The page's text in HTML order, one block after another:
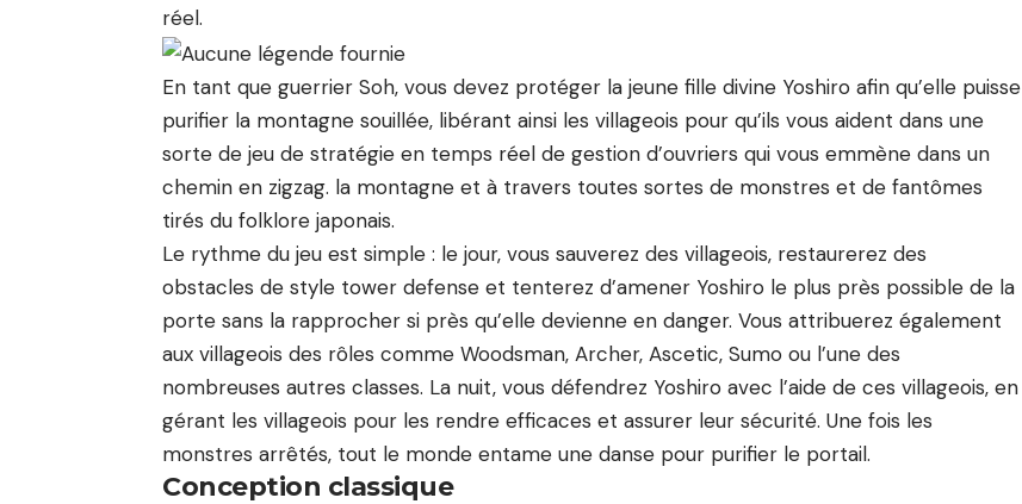
réel.
En tant que guerrier Soh, vous devez protéger la jeune fille divine Yoshiro afin qu’elle puisse
purifier la montagne souillée, libérant ainsi les villageois pour qu’ils vous aident dans une
sorte de jeu de stratégie en temps réel de gestion d’ouvriers qui vous emmène dans un
chemin en zigzag. la montagne et à travers toutes sortes de monstres et de fantômes
tirés du folklore japonais.
Le rythme du jeu est simple : le jour, vous sauverez des villageois, restaurerez des
obstacles de style tower defense et tenterez d’amener Yoshiro le plus près possible de la
porte sans la rapprocher si près qu’elle devienne en danger. Vous attribuerez également
aux villageois des rôles comme Woodsman, Archer, Ascetic, Sumo ou l’une des
nombreuses autres classes. La nuit, vous défendrez Yoshiro avec l’aide de ces villageois, en
gérant les villageois pour les rendre efficaces et assurer leur sécurité. Une fois les
monstres arrêtés, tout le monde entame une danse pour purifier le portail.
Conception classique